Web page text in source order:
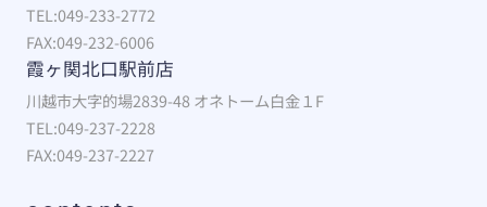
TEL:049-233-2772
FAX:049-232-6006
霞ヶ関北口駅前店
川越市大字的場2839-48 オネトーム白金１F
TEL:049-237-2228
FAX:049-237-2227